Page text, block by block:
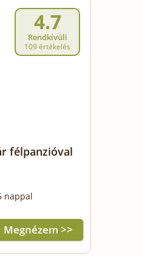
4.7
Rendkívüli
109 értékelés
félpanzióval
nappal
Megnézem >>